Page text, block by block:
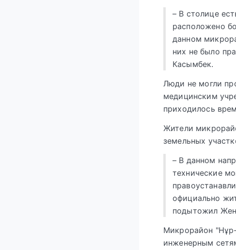
– В столице
расположено
данном
них не было
Касымбек.
Люди не могли
медицинским
приходилось
Жители
земельных
– В данном
технические
официально
подытожил
Микрорайон "Нұр-
инженерным